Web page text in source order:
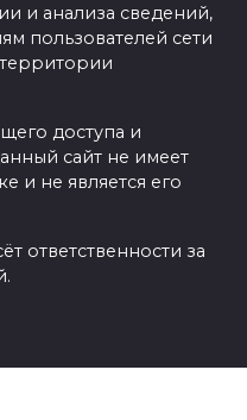
и анализа сведений,
пользователей сети
доступа и
сайт не имеет
и не является его
ответственности за